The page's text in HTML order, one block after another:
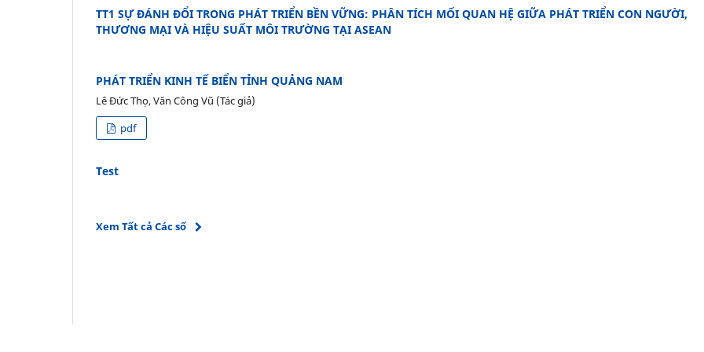
TT1 SỰ ĐÁNH ĐỔI TRONG PHÁT TRIỂN BỀN VỮNG: PHÂN TÍCH MỐI QUAN HỆ GIỮA PHÁT TRIỂN CON NGƯỜI,
THƯƠNG MẠI VÀ HIỆU SUẤT MÔI TRƯỜNG TẠI ASEAN
PHÁT TRIỂN KINH TẾ BIỂN TỈNH QUẢNG NAM
Lê Đức Thọ, Văn Công Vũ (Tác giả)
pdf
Test
Xem Tất cả Các số